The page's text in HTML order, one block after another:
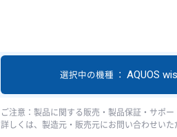
選択中の機種 ： AQUOS
ご注意：製品に関する販売・製品保証・サポ
詳しくは、製造元・販売元にお問い合わせい